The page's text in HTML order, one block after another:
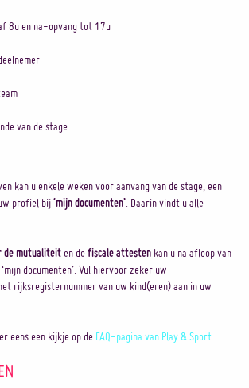
8u en na-opvang tot 17u
van de stage
kan u enkele weken voor aanvang van de stage, een
profiel bij‘mijn documenten’. Daarin vindt u alle
de mutualiteit en defiscale attesten kan u na afloop van
documenten’. Vul hiervoor zeker uw
rijksregisternummer van uw kind(eren) aan in uw
eens een kijkje op de FAQ-pagina van Play & Sport.